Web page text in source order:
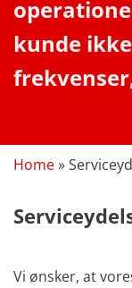
kunde
Home»
Vi ønsker, at